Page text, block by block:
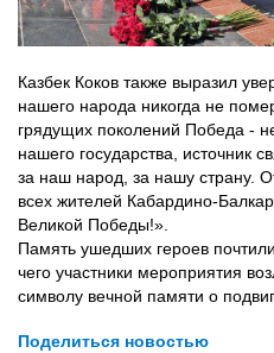
Казбек Коков также выразил
нашего народа никогда не
грядущих поколений Победа -
нашего государства, источник
за наш народ, за нашу страну.
всех жителей Кабардино-
Великой Победы!».
Память ушедших героев
чего участники мероприятия
символу вечной памяти о
Поделиться новостью